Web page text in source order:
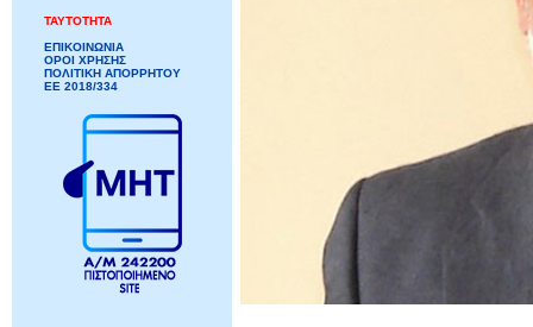
ΤΑΥΤΟΤΗΤΑ
ΕΠΙΚΟΙΝΩΝΙΑ
ΟΡΟΙ ΧΡΗΣΗΣ
ΠΟΛΙΤΙΚΗ ΑΠΟΡΡΗΤΟΥ
ΕΕ 2018/334